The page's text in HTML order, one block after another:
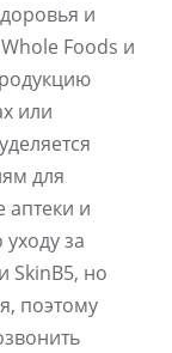
и
Foods и
или
для
аптеки и
за
SkinB5, но
поэтому